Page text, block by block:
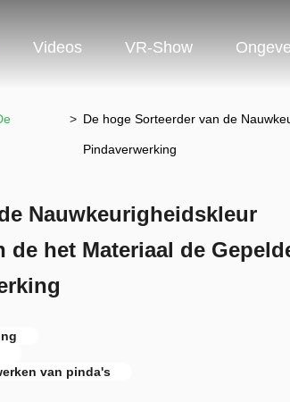
Videos VR-Show
> De hoge Sorteerder van de
Pindaverwerking
Nauwkeurigheidskleur
het Materiaal de
van pinda's